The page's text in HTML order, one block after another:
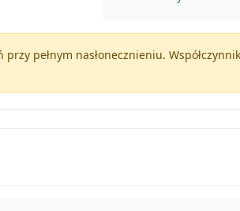
pełnym nasłonecznieniu.